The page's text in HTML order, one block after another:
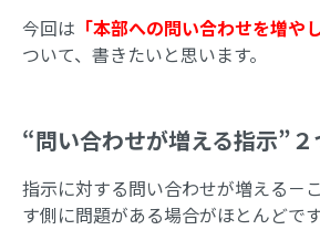
今回は 「本部への問い合わせを増や
ついて、書きたいと思います。
“問い合わせが増える指示”
指示に対する問い合わせが増える－
す側に問題がある場合がほとんどです